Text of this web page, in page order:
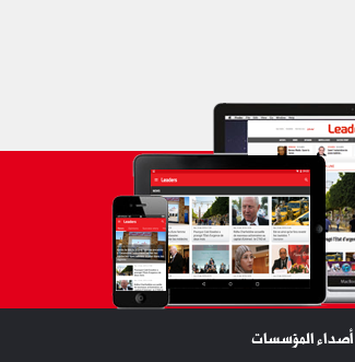
أصداء المؤسسات